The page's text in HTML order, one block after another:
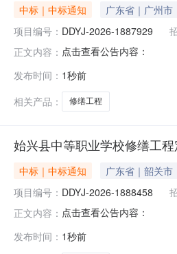
中标｜中标通知 广东省｜广州市
项目编号： DDYJ-2026-1887929
正文内容： 点击查看公告内容：
发布时间： 1秒前
相关产品：
修缮工程
始兴县中等职业学校修缮工
中标｜中标通知 广东省｜韶关市
项目编号： DDYJ-2026-1888458
正文内容： 点击查看公告内容：
发布时间： 1秒前